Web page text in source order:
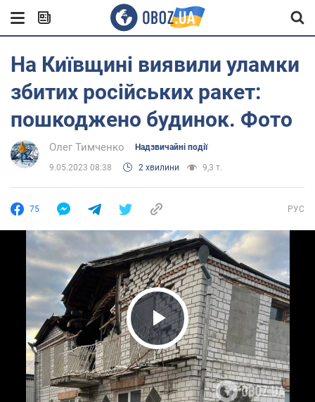
На Київщині виявили уламки
збитих російських ракет:
пошкоджено будинок. Фото
Олег Тимченко Надзвичайні події
9.05.2023 08:38 2 хвилини 9,3 т.
75 РУС
Play Video